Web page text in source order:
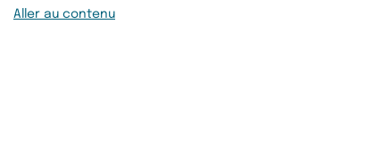
Aller au contenu